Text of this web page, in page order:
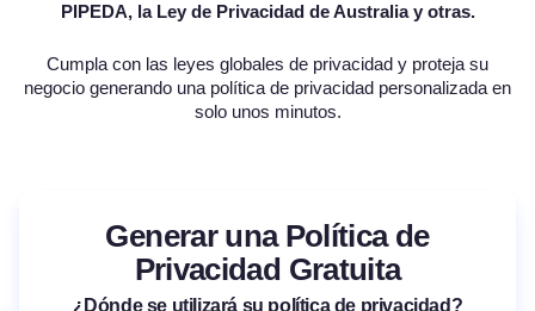
PIPEDA, la Ley de Privacidad de Australia y otras.
Cumpla con las leyes globales de privacidad y proteja su
negocio generando una política de privacidad personalizada en
solo unos minutos.
Generar una Política de
Privacidad Gratuita
¿Dónde se utilizará su política de privacidad?